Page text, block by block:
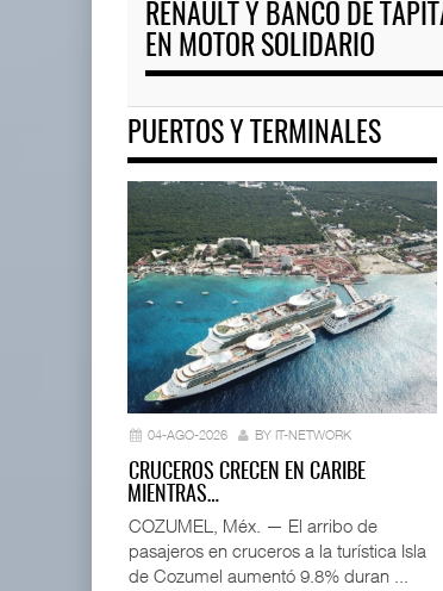
RENAULT Y BANCO DE
EN MOTOR SOLIDARIO
PUERTOS Y TERMINALES
04-AGO-2026 BY IT-NETWORK
CRUCEROS CRECEN EN CARIBE
MIENTRAS…
COZUMEL, Méx. — El arribo de
pasajeros en cruceros a la turística Isla
de Cozumel aumentó 9.8% duran ...